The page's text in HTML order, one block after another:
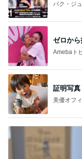
パク・ジ
ゼロか
Amebaト
証明写真
美優オフ